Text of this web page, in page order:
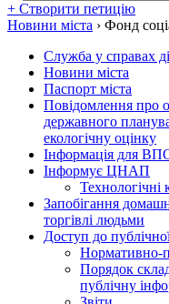
+ Створити петицію
Новини міста › Фонд
Служба у справах
Новини міста
Паспорт міста
Повідомлення про
державного
екологічну оцінку
Інформація для
Інформує ЦНАП
Технологічні
Запобігання
торгівлі людьми
Доступ до
Нормативно-
Порядок
публічну